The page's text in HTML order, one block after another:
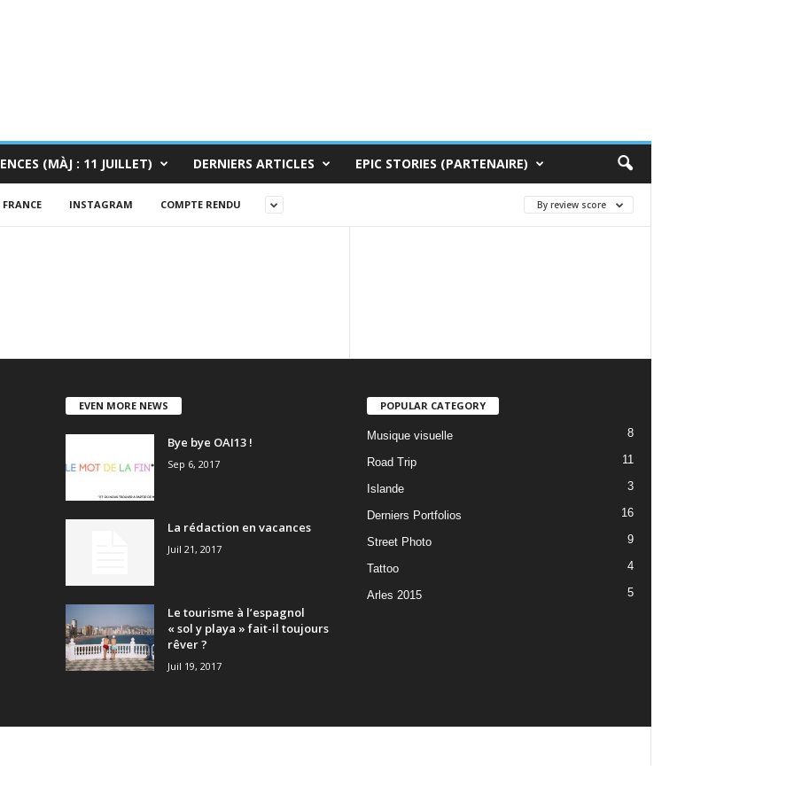
(MÀJ : 11 JUILLET) DERNIERS ARTICLES EPIC STORIES (PARTENAIRE)
FRANCE INSTAGRAM COMPTE RENDU By review score
EVEN MORE NEWS
Bye bye OAI13 !
Sep 6, 2017
La rédaction en vacances
Juil 21, 2017
Le tourisme à l’espagnol
« sol y playa » fait-il toujours
rêver ?
Juil 19, 2017
POPULAR CATEGORY
Musique visuelle 8
Road Trip 11
Islande 3
Derniers Portfolios 16
Street Photo 9
Tattoo 4
Arles 2015 5